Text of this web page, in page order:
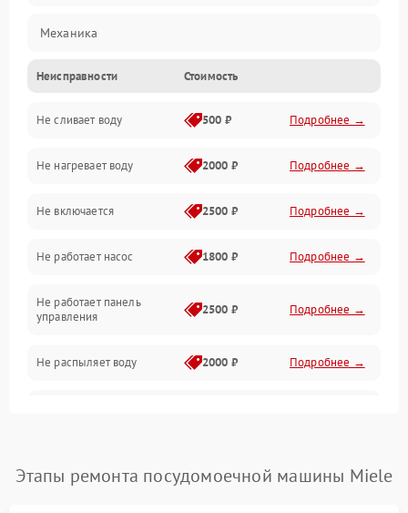
Механика
Управление
Электропитание
Датчики
Нагрев
Вода
Гигиена
Программное обеспечение
Неисправности Стоимость
Не сливает воду 500 ₽ Подробнее →
Не нагревает воду 2000 ₽ Подробнее →
Не включается 2500 ₽ Подробнее →
Не работает насос 1800 ₽ Подробнее →
Не работает панель
управления
2500 ₽ Подробнее →
Не распыляет воду 2000 ₽ Подробнее →
воды
1800 ₽ Подробнее →
Этапы ремонта посудомоечной машины Miele